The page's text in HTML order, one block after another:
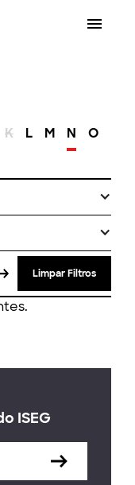
K L M N O
Limpar Filtros
ISEG